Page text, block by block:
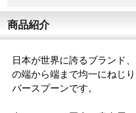
商品紹介
日本が世界に誇るブランド
の端から端まで均一にねじ
バースプーンです。